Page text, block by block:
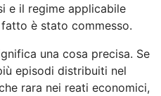
e il regime applicabile
è stato commesso.
una cosa precisa. Se
episodi distribuiti nel
rara nei reati economici,